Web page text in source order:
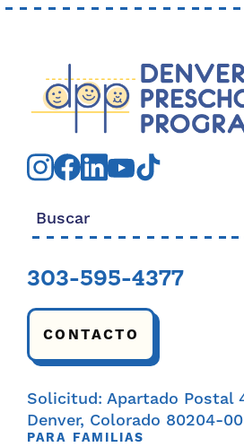
Buscar:
303-595-4377
CONTACTO
Solicitud: Apartado Postal
Denver, Colorado 80204-
PARA FAMILIAS